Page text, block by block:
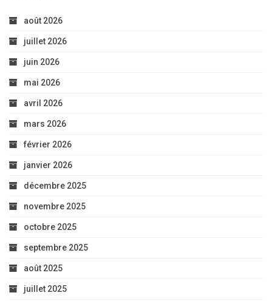
août 2026
juillet 2026
juin 2026
mai 2026
avril 2026
mars 2026
février 2026
janvier 2026
décembre 2025
novembre 2025
octobre 2025
septembre 2025
août 2025
juillet 2025